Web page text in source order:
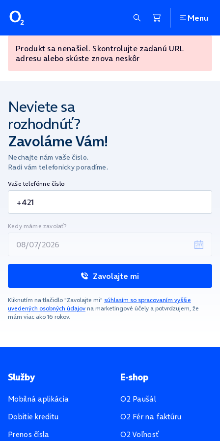
Menu
Produkt sa nenašiel. Skontrolujte zadanú URL
adresu alebo skúste znova neskôr
Neviete sa
rozhodnúť?
Zavoláme Vám!
Nechajte nám vaše číslo.
Radi vám telefonicky poradíme.
Vaše telefónne číslo
Kedy máme zavolať?
Zavolajte mi
Kliknutím na tlačidlo "Zavolajte mi" súhlasím so spracovaním vyššie
uvedených osobných údajovna marketingové účely a potvrdzujem, že
mám viac ako 16 rokov.
Pätička stránky
Služby
Mobilná aplikácia
Dobitie kreditu
Prenos čísla
E-shop
O2 Paušál
O2 Fér na faktúru
O2 Voľnosť